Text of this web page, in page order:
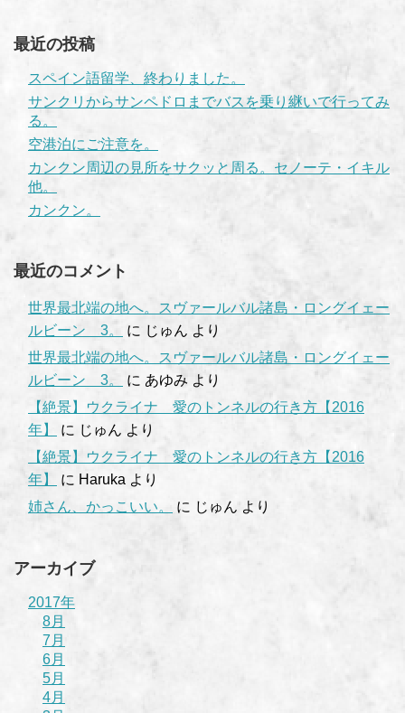
最近の投稿
スペイン語留学、終わりました。
サンクリからサンペドロまでバスを乗り継いで行ってみ
る。
空港泊にご注意を。
カンクン周辺の見所をサクッと周る。セノーテ・イキル
他。
カンクン。
最近のコメント
世界最北端の地へ。スヴァールバル諸島・ロングイェー
ルビーン 3。
に じゅん より
世界最北端の地へ。スヴァールバル諸島・ロングイェー
ルビーン 3。
に あゆみ より
【絶景】ウクライナ 愛のトンネルの行き方【2016
年】
に じゅん より
【絶景】ウクライナ 愛のトンネルの行き方【2016
年】
に Haruka より
姉さん、かっこいい。
に じゅん より
アーカイブ
2017年
8月
7月
6月
5月
4月